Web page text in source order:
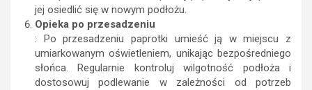
jej osiedlić się w nowym podłożu.
Opieka po przesadzeniu
: Po przesadzeniu paprotki umieść ją w miejscu z
umiarkowanym oświetleniem, unikając bezpośredniego
słońca. Regularnie kontroluj wilgotność podłoża i
dostosowuj podlewanie w zależności od potrzeb